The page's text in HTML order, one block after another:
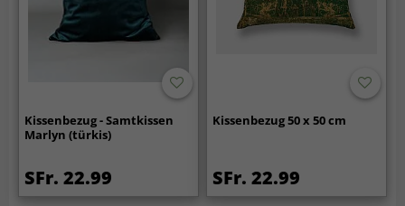
Kissenbezug - Samtkissen
Marlyn (türkis)
SFr. 22.99
Kissenbezug 50 x 50 cm
SFr. 22.99